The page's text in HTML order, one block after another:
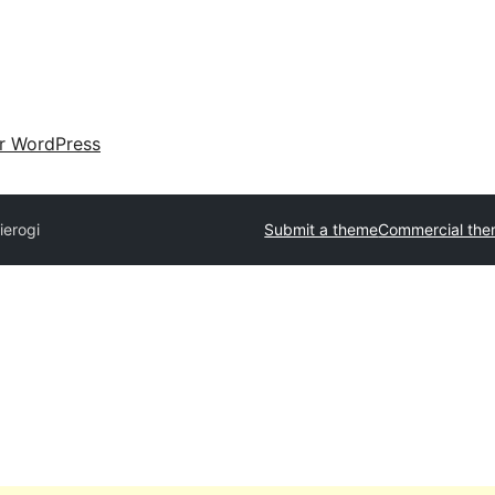
WordPress
Submit a themeCommercial